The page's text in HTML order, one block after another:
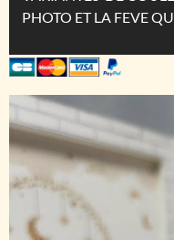
PHOTO ET LA FEVE